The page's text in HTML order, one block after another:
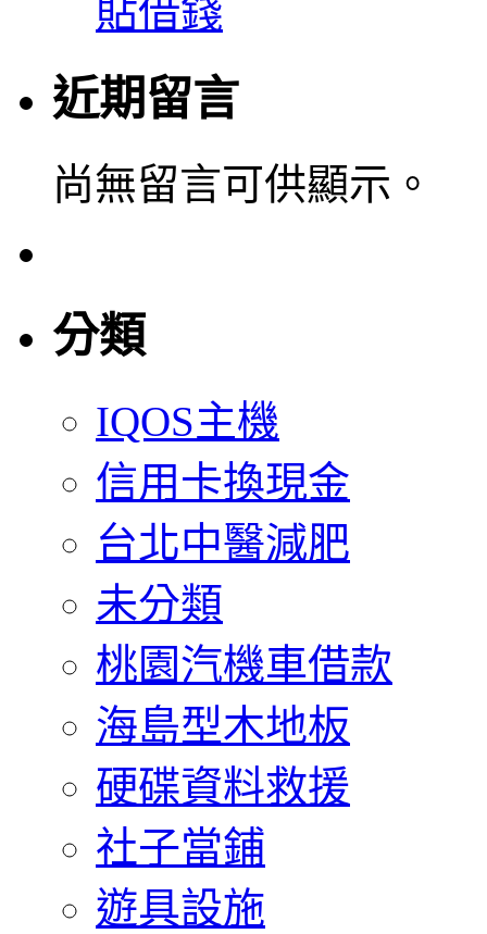
貼借錢
近期留言
尚無留言可供顯示。
分類
IQOS主機
信用卡換現金
台北中醫減肥
未分類
桃園汽機車借款
海島型木地板
硬碟資料救援
社子當鋪
遊具設施